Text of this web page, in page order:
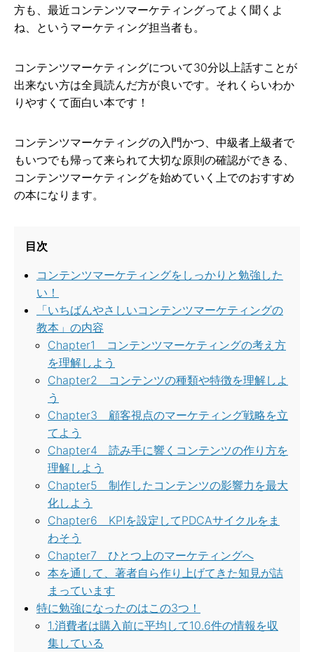
方も、最近コンテンツマーケティングってよく聞くよ
ね、というマーケティング担当者も。
コンテンツマーケティングについて30分以上話すことが
出来ない方は全員読んだ方が良いです。それくらいわか
りやすくて面白い本です！
コンテンツマーケティングの入門かつ、中級者上級者で
もいつでも帰って来られて大切な原則の確認ができる、
コンテンツマーケティングを始めていく上でのおすすめ
の本になります。
目次
コンテンツマーケティングをしっかりと勉強した
い！
「いちばんやさしいコンテンツマーケティングの
教本」の内容
Chapter1 コンテンツマーケティングの考え方
を理解しよう
Chapter2 コンテンツの種類や特徴を理解しよ
う
Chapter3 顧客視点のマーケティング戦略を立
てよう
Chapter4 読み手に響くコンテンツの作り方を
理解しよう
Chapter5 制作したコンテンツの影響力を最大
化しよう
Chapter6 KPIを設定してPDCAサイクルをま
わそう
Chapter7 ひとつ上のマーケティングへ
本を通して、著者自ら作り上げてきた知見が詰
まっています
特に勉強になったのはこの3つ！
1.消費者は購入前に平均して10.6件の情報を収
集している